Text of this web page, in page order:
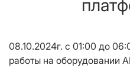
08.10.2024г. с 01:00 до
работы на оборудовании